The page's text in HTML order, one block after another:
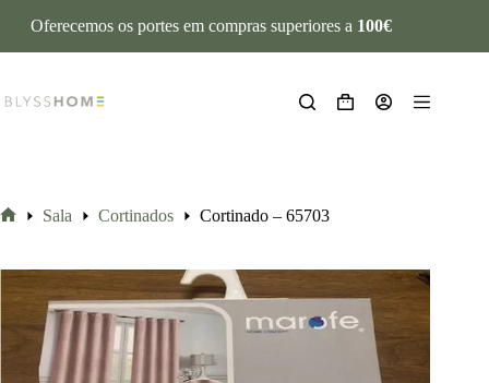
Oferecemos os portes em compras superiores a 100€
Sala Cortinados Cortinado – 65703